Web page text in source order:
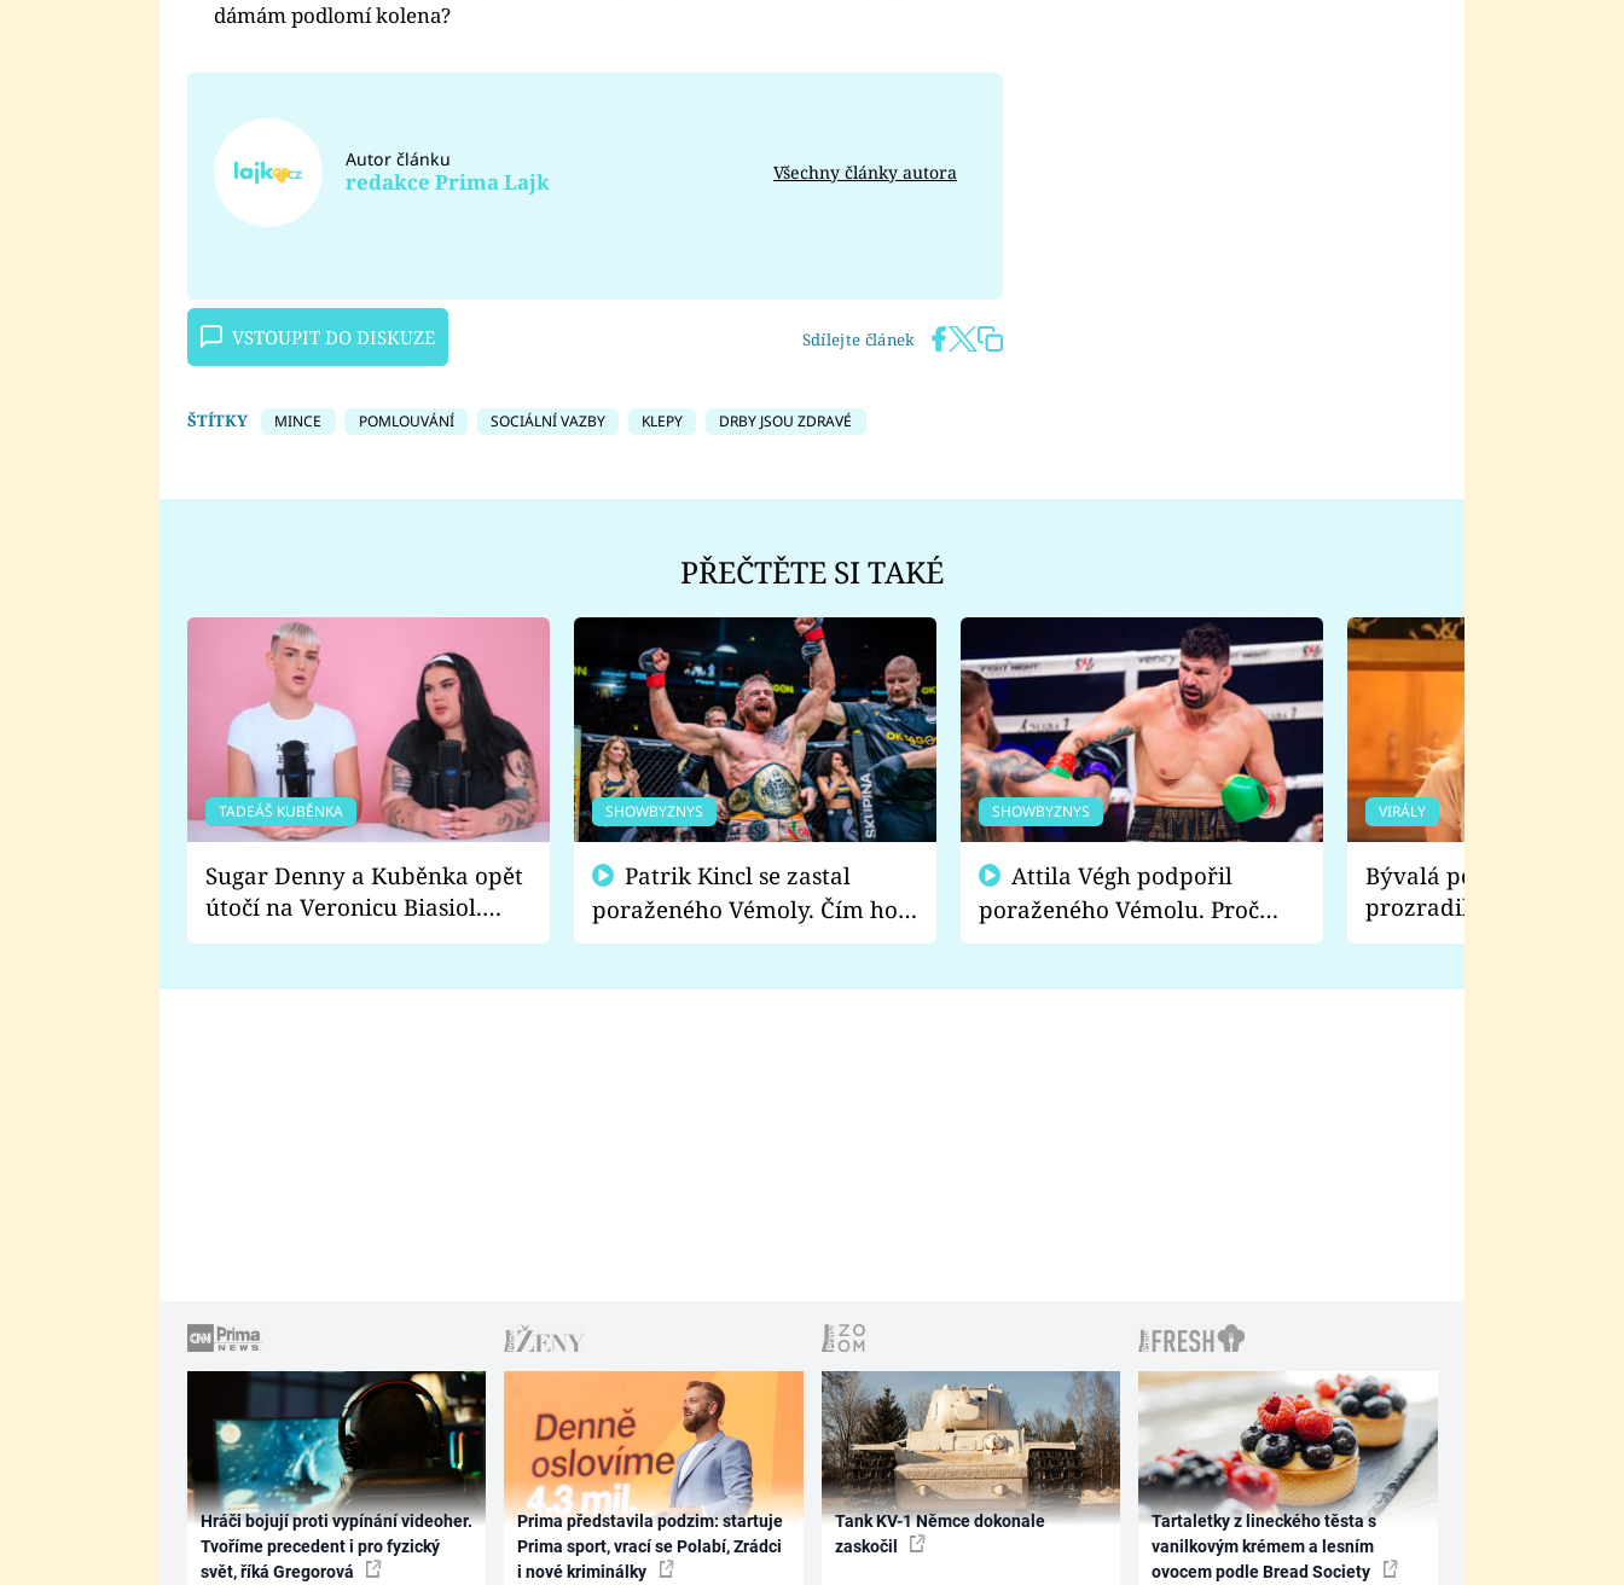
dámám podlomí kolena?
Autor článku
redakce Prima Lajk Všechny články autora
VSTOUPIT DO DISKUZE Sdílejte článek
ŠTÍTKY MINCE POMLOUVÁNÍ SOCIÁLNÍ VAZBY KLEPY DRBY JSOU ZDRAVÉ
PŘEČTĚTE SI TAKÉ
TADEÁŠ KUBĚNKA
Sugar Denny a Kuběnka opět
útočí na Veronicu Biasiol.
Proč je podle nich falešná a
SHOWBYZNYS
poraženého Vémoly. Čím ho
fanoušci naštvali?
SHOWBYZNYS
poraženého Vémolu. Proč
chce raději zápasit s ním než
VIRÁLY
Bývalá pornoherečka
prozradila, co ji
natáčení Euforie.
Hráči bojují proti vypínání videoher.
Tvoříme precedent i pro fyzický
svět, říká Gregorová
Prima představila podzim: startuje
Prima sport, vrací se Polabí, Zrádci
i nové kriminálky
Tank KV-1 Němce dokonale
zaskočil
Tartaletky z lineckého těsta s
vanilkovým krémem a lesním
ovocem podle Bread Society